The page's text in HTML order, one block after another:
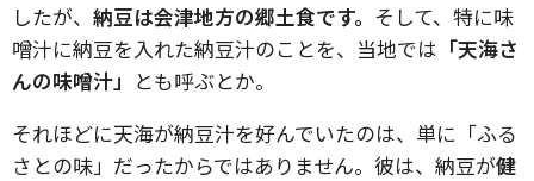
したが、 納豆は会津地方の郷土食です。 そして、特に味
噌汁に納豆を入れた納豆汁のことを、当地では 「天海さ
んの味噌汁」 とも呼ぶとか。
それほどに天海が納豆汁を好んでいたのは、単に「ふる
さとの味」だったからではありません。彼は、納豆が健